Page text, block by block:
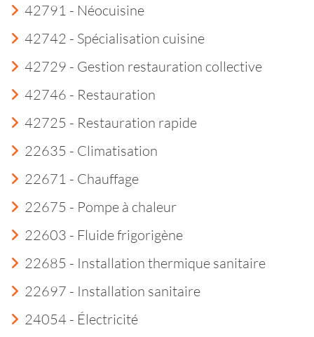
42791 - Néocuisine
42742 - Spécialisation cuisine
42729 - Gestion restauration collective
42746 - Restauration
42725 - Restauration rapide
22635 - Climatisation
22671 - Chauffage
22675 - Pompe à chaleur
22603 - Fluide frigorigène
22685 - Installation thermique sanitaire
22697 - Installation sanitaire
24054 - Électricité